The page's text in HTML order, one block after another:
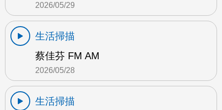
2026/05/29
生活掃描
蔡佳芬 FM AM
2026/05/28
生活掃描